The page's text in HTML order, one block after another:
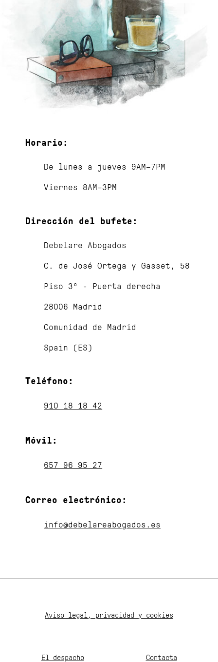
Horario:
De lunes a jueves 9AM–7PM
Viernes 8AM–3PM
Dirección del bufete:
Debelare Abogados
C. de José Ortega y Gasset, 58
Piso 3º - Puerta derecha
28006 Madrid
Comunidad de Madrid
Spain (ES)
Teléfono:
910 18 18 42
Móvil:
657 96 95 27
Correo electrónico:
info@debelareabogados.es
Aviso legal, privacidad y cookies
El despacho Contacta